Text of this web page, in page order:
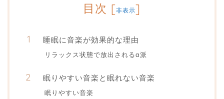
目次 [非表示]
睡眠に音楽が効果的な理由
リラックス状態で放出されるα派
眠りやすい音楽と眠れない音楽
眠りやすい音楽